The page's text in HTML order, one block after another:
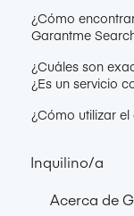
¿Cómo
Garantme
¿Cuáles son
¿Es un servicio
¿Cómo utilizar
Inquilino/a
Acerca de